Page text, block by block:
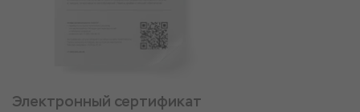
Электронный сертификат